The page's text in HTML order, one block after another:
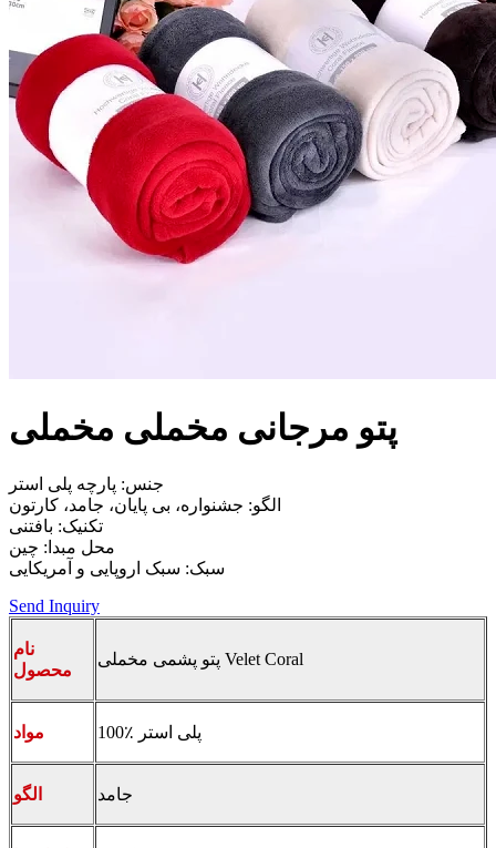
پتو مرجانی مخملی مخملی
جنس: پارچه پلی استر
الگو: جشنواره، بی پایان، جامد، کارتون
تکنیک: بافتنی
محل مبدا: چین
سبک: سبک اروپایی و آمریکایی
Send Inquiry
نام
محصول
پتو پشمی مخملی Velet Coral
مواد 100٪ پلی استر
الگو جامد